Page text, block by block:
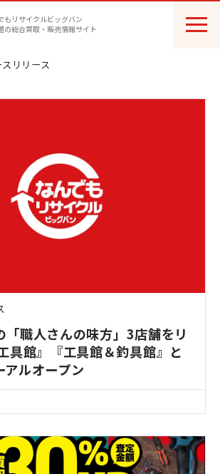
もリサイクルビッグバン
の総合買取・販売情報サイト
リリース
「職人さんの味方」3店舗をリ
具館』『工具館＆釣具館』と
アルオープン